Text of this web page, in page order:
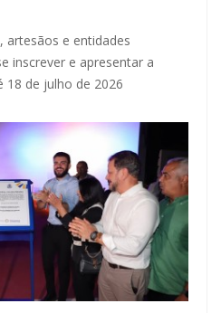
artesãos e entidades
inscrever e apresentar a
18 de julho de 2026